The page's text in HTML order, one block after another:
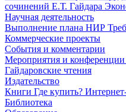
сочинений Е.Т. Гайдара
Научная деятельность
Выполнение плана НИР
Коммерческие проекты
События и комментарии
Мероприятия и конференции
Гайдаровские чтения
Издательство
Книги Где купить?
Библиотека